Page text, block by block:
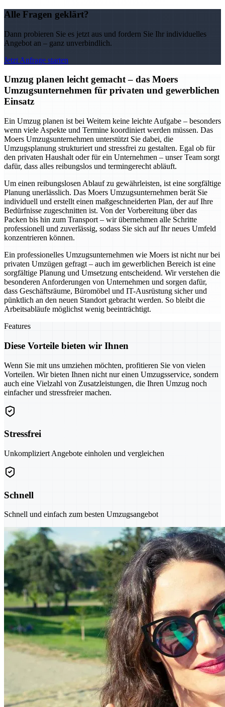
Alle Fragen geklärt?
Dann probieren Sie es jetzt aus und fordern Sie Ihr individuelles
Angebot an – ganz unverbindlich.
Jetzt Anfrage starten
Umzug planen leicht gemacht – das Moers
Umzugsunternehmen für privaten und gewerblichen
Einsatz
Ein Umzug planen ist bei Weitem keine leichte Aufgabe – besonders
wenn viele Aspekte und Termine koordiniert werden müssen. Das
Moers Umzugsunternehmen unterstützt Sie dabei, die
Umzugsplanung strukturiert und stressfrei zu gestalten. Egal ob für
den privaten Haushalt oder für ein Unternehmen – unser Team sorgt
dafür, dass alles reibungslos und termingerecht abläuft.
Um einen reibungslosen Ablauf zu gewährleisten, ist eine sorgfältige
Planung unerlässlich. Das Moers Umzugsunternehmen berät Sie
individuell und erstellt einen maßgeschneiderten Plan, der auf Ihre
Bedürfnisse zugeschnitten ist. Von der Vorbereitung über das
Packen bis hin zum Transport – wir übernehmen alle Schritte
professionell und zuverlässig, sodass Sie sich auf Ihr neues Umfeld
konzentrieren können.
Ein professionelles Umzugsunternehmen wie Moers ist nicht nur bei
privaten Umzügen gefragt – auch im gewerblichen Bereich ist eine
sorgfältige Planung und Umsetzung entscheidend. Wir verstehen die
besonderen Anforderungen von Unternehmen und sorgen dafür,
dass Geschäftsräume, Büromöbel und IT-Ausrüstung sicher und
pünktlich an den neuen Standort gebracht werden. So bleibt die
Arbeitsabläufe möglichst wenig beeinträchtigt.
Features
Diese Vorteile bieten wir Ihnen
Wenn Sie mit uns umziehen möchten, profitieren Sie von vielen
Vorteilen. Wir bieten Ihnen nicht nur einen Umzugsservice, sondern
auch eine Vielzahl von Zusatzleistungen, die Ihren Umzug noch
einfacher und stressfreier machen.
Stressfrei
Unkompliziert Angebote einholen und vergleichen
Schnell
Schnell und einfach zum besten Umzugsangebot